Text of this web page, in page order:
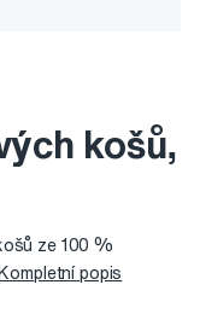
košů,
ze 100 %
Kompletní popis